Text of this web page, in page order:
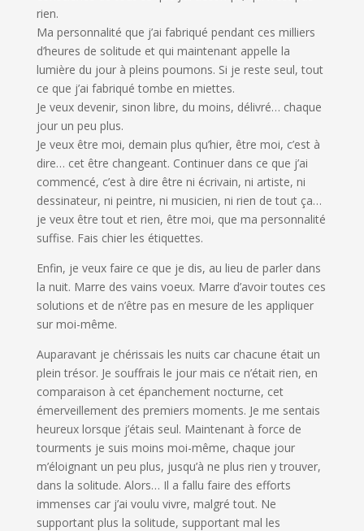
rien.
Ma personnalité que j’ai fabriqué pendant ces milliers
d’heures de solitude et qui maintenant appelle la
lumière du jour à pleins poumons. Si je reste seul, tout
ce que j’ai fabriqué tombe en miettes.
Je veux devenir, sinon libre, du moins, délivré… chaque
jour un peu plus.
Je veux être moi, demain plus qu’hier, être moi, c’est à
dire… cet être changeant. Continuer dans ce que j’ai
commencé, c’est à dire être ni écrivain, ni artiste, ni
dessinateur, ni peintre, ni musicien, ni rien de tout ça…
je veux être tout et rien, être moi, que ma personnalité
suffise. Fais chier les étiquettes.
Enfin, je veux faire ce que je dis, au lieu de parler dans
la nuit. Marre des vains voeux. Marre d’avoir toutes ces
solutions et de n’être pas en mesure de les appliquer
sur moi-même.
Auparavant je chérissais les nuits car chacune était un
plein trésor. Je souffrais le jour mais ce n’était rien, en
comparaison à cet épanchement nocturne, cet
émerveillement des premiers moments. Je me sentais
heureux lorsque j’étais seul. Maintenant à force de
tourments je suis moins moi-même, chaque jour
m’éloignant un peu plus, jusqu’à ne plus rien y trouver,
dans la solitude. Alors… Il a fallu faire des efforts
immenses car j’ai voulu vivre, malgré tout. Ne
supportant plus la solitude, supportant mal les